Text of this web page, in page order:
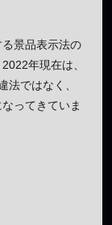
景品表示法の
年現在は、
法ではなく、
ってきていま